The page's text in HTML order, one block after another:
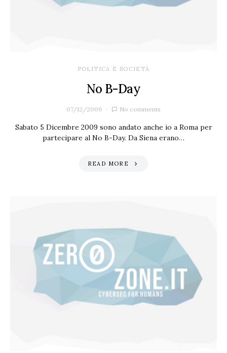
POLITICA E SOCIETÀ
No B-Day
07/12/2009 No comments
Sabato 5 Dicembre 2009 sono andato anche io a Roma per
partecipare al No B-Day. Da Siena erano…
READ MORE